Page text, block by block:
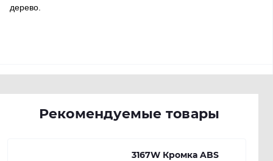
дерево.
Рекомендуемые товары
3167W Кромка ABS